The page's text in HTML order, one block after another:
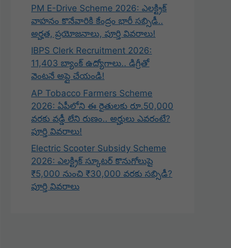
PM E-Drive Scheme 2026: ఎలక్ట్రిక్
వాహనం కొనేవారికి కేంద్రం భారీ సబ్సిడీ..
అర్హత, ప్రయోజనాలు, పూర్తి వివరాలు!
IBPS Clerk Recruitment 2026:
11,403 బ్యాంక్ ఉద్యోగాలు.. డిగ్రీతో
వెంటనే అప్లై చేయండి!
AP Tobacco Farmers Scheme
2026: ఏపీలోని ఈ రైతులకు రూ.50,000
వరకు వడ్డీ లేని రుణం.. అర్హులు ఎవరంటే?
పూర్తి వివరాలు!
Electric Scooter Subsidy Scheme
2026: ఎలక్ట్రిక్ స్కూటర్ కొనుగోలుపై
₹5,000 నుంచి ₹30,000 వరకు సబ్సిడీ?
పూర్తి వివరాలు